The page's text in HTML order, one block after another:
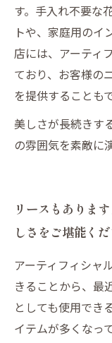
す。手入れ不要な
トや、家庭用のイ
店には、アーティ
ており、お客様の
を提供することも
美しさが長続きす
の雰囲気を素敵に
リースもありま
しさをご堪能く
アーティフィシャ
きることから、最
としても使用でき
イテムが多くなっ